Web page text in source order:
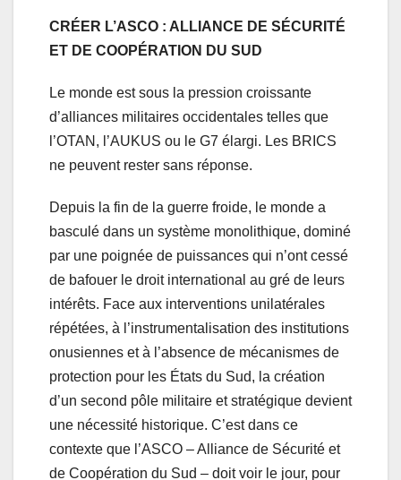
CRÉER L’ASCO : ALLIANCE DE SÉCURITÉ
ET DE COOPÉRATION DU SUD
Le monde est sous la pression croissante
d’alliances militaires occidentales telles que
l’OTAN, l’AUKUS ou le G7 élargi. Les BRICS
ne peuvent rester sans réponse.
Depuis la fin de la guerre froide, le monde a
basculé dans un système monolithique, dominé
par une poignée de puissances qui n’ont cessé
de bafouer le droit international au gré de leurs
intérêts. Face aux interventions unilatérales
répétées, à l’instrumentalisation des institutions
onusiennes et à l’absence de mécanismes de
protection pour les États du Sud, la création
d’un second pôle militaire et stratégique devient
une nécessité historique. C’est dans ce
contexte que l’ASCO – Alliance de Sécurité et
de Coopération du Sud – doit voir le jour, pour